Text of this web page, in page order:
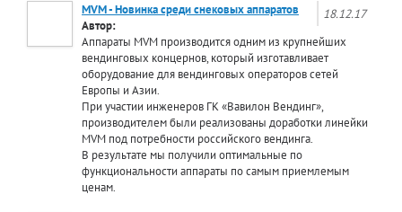
18.12.17
MVM - Новинка среди снековых аппаратов
Автор:
Аппараты MVM производится одним из крупнейших
вендинговых концернов, который изготавливает
оборудование для вендинговых операторов сетей
Европы и Азии.
При участии инженеров ГК «Вавилон Вендинг»,
производителем были реализованы доработки линейки
MVM под потребности российского вендинга.
В результате мы получили оптимальные по
функциональности аппараты по самым приемлемым
ценам.